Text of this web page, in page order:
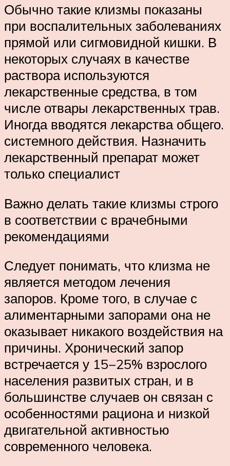
Обычно такие клизмы показаны
при воспалительных заболеваниях
прямой или сигмовидной кишки. В
некоторых случаях в качестве
раствора используются
лекарственные средства, в том
числе отвары лекарственных трав.
Иногда вводятся лекарства общего.
системного действия. Назначить
лекарственный препарат может
только специалист
Важно делать такие клизмы строго
в соответствии с врачебными
рекомендациями
Следует понимать, что клизма не
является методом лечения
запоров. Кроме того, в случае с
алиментарными запорами она не
оказывает никакого воздействия на
причины. Хронический запор
встречается у 15−25% взрослого
населения развитых стран, и в
большинстве случаев он связан с
особенностями рациона и низкой
двигательной активностью
современного человека.